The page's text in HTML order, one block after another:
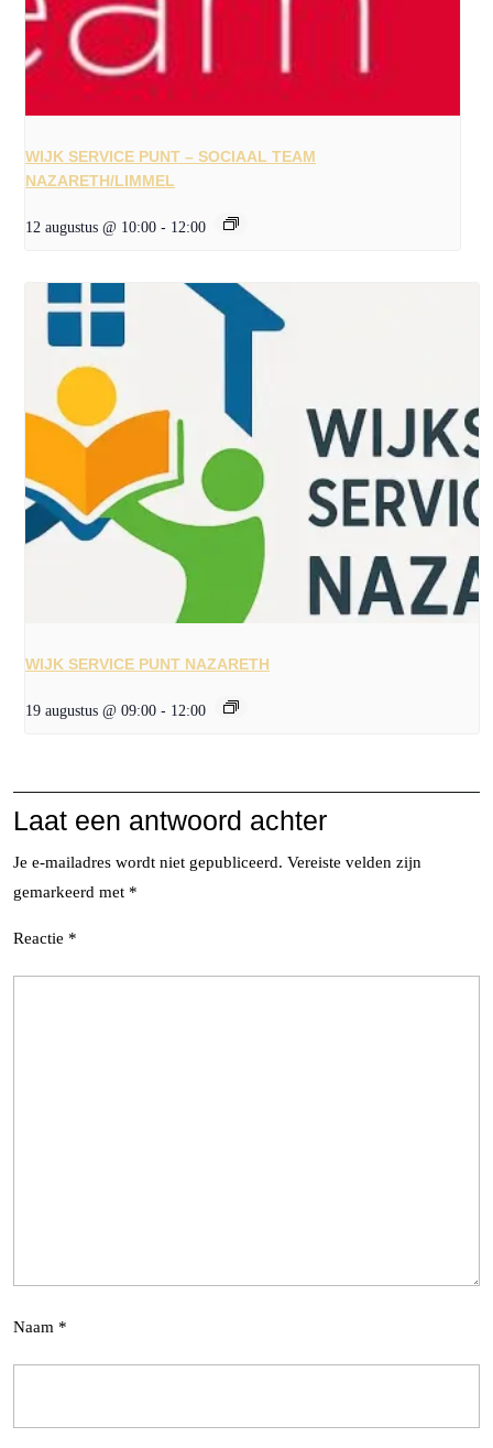
WIJK SERVICE PUNT – SOCIAAL TEAM
NAZARETH/LIMMEL
12 augustus @ 10:00 - 12:00
WIJK SERVICE PUNT NAZARETH
19 augustus @ 09:00 - 12:00
Laat een antwoord achter
Je e-mailadres wordt niet gepubliceerd. Vereiste velden zijn
gemarkeerd met *
Reactie *
Naam *